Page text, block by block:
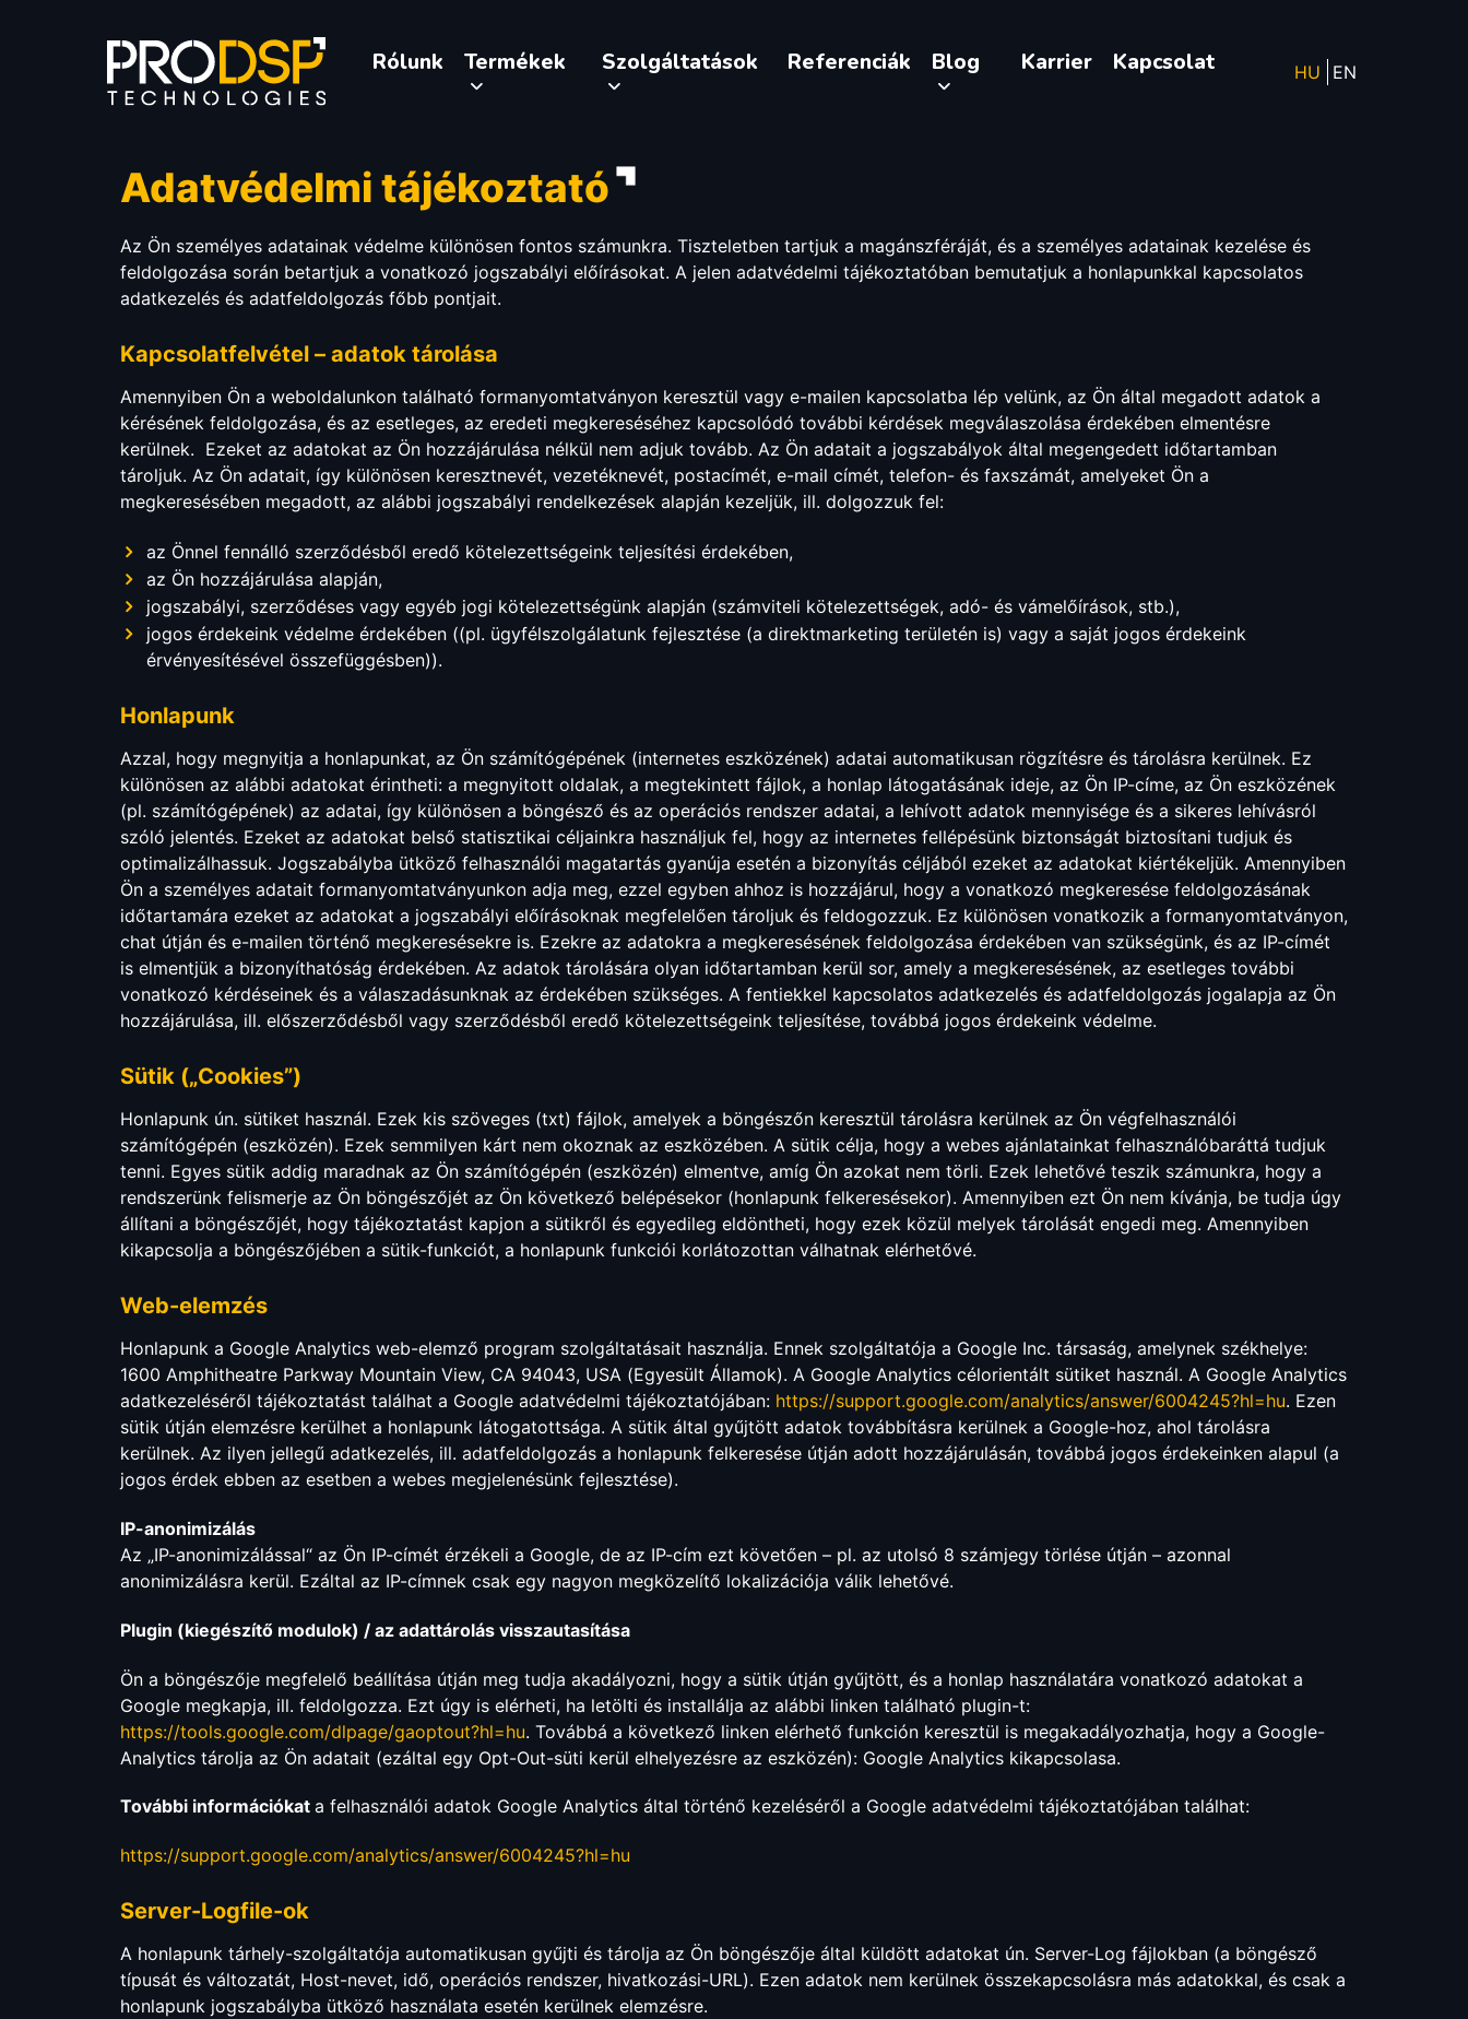
Rólunk Termékek Szolgáltatások Referenciák Blog Karrier Kapcsolat HU EN
Adatvédelmi tájékoztató
Az Ön személyes adatainak védelme különösen fontos számunkra. Tiszteletben tartjuk a magánszféráját, és a személyes adatainak kezelése és
feldolgozása során betartjuk a vonatkozó jogszabályi előírásokat. A jelen adatvédelmi tájékoztatóban bemutatjuk a honlapunkkal kapcsolatos
adatkezelés és adatfeldolgozás főbb pontjait.
Kapcsolatfelvétel – adatok tárolása
Amennyiben Ön a weboldalunkon található formanyomtatványon keresztül vagy e-mailen kapcsolatba lép velünk, az Ön által megadott adatok a
kérésének feldolgozása, és az esetleges, az eredeti megkereséséhez kapcsolódó további kérdések megválaszolása érdekében elmentésre
kerülnek. Ezeket az adatokat az Ön hozzájárulása nélkül nem adjuk tovább. Az Ön adatait a jogszabályok által megengedett időtartamban
tároljuk. Az Ön adatait, így különösen keresztnevét, vezetéknevét, postacímét, e-mail címét, telefon- és faxszámát, amelyeket Ön a
megkeresésében megadott, az alábbi jogszabályi rendelkezések alapján kezeljük, ill. dolgozzuk fel:
az Önnel fennálló szerződésből eredő kötelezettségeink teljesítési érdekében,
az Ön hozzájárulása alapján,
jogszabályi, szerződéses vagy egyéb jogi kötelezettségünk alapján (számviteli kötelezettségek, adó- és vámelőírások, stb.),
jogos érdekeink védelme érdekében ((pl. ügyfélszolgálatunk fejlesztése (a direktmarketing területén is) vagy a saját jogos érdekeink
érvényesítésével összefüggésben)).
Honlapunk
Azzal, hogy megnyitja a honlapunkat, az Ön számítógépének (internetes eszközének) adatai automatikusan rögzítésre és tárolásra kerülnek. Ez
különösen az alábbi adatokat érintheti: a megnyitott oldalak, a megtekintett fájlok, a honlap látogatásának ideje, az Ön IP-címe, az Ön eszközének
(pl. számítógépének) az adatai, így különösen a böngésző és az operációs rendszer adatai, a lehívott adatok mennyisége és a sikeres lehívásról
szóló jelentés. Ezeket az adatokat belső statisztikai céljainkra használjuk fel, hogy az internetes fellépésünk biztonságát biztosítani tudjuk és
optimalizálhassuk. Jogszabályba ütköző felhasználói magatartás gyanúja esetén a bizonyítás céljából ezeket az adatokat kiértékeljük. Amennyiben
Ön a személyes adatait formanyomtatványunkon adja meg, ezzel egyben ahhoz is hozzájárul, hogy a vonatkozó megkeresése feldolgozásának
időtartamára ezeket az adatokat a jogszabályi előírásoknak megfelelően tároljuk és feldogozzuk. Ez különösen vonatkozik a formanyomtatványon,
chat útján és e-mailen történő megkeresésekre is. Ezekre az adatokra a megkeresésének feldolgozása érdekében van szükségünk, és az IP-címét
is elmentjük a bizonyíthatóság érdekében. Az adatok tárolására olyan időtartamban kerül sor, amely a megkeresésének, az esetleges további
vonatkozó kérdéseinek és a válaszadásunknak az érdekében szükséges. A fentiekkel kapcsolatos adatkezelés és adatfeldolgozás jogalapja az Ön
hozzájárulása, ill. előszerződésből vagy szerződésből eredő kötelezettségeink teljesítése, továbbá jogos érdekeink védelme.
Sütik („Cookies”)
Honlapunk ún. sütiket használ. Ezek kis szöveges (txt) fájlok, amelyek a böngészőn keresztül tárolásra kerülnek az Ön végfelhasználói
számítógépén (eszközén). Ezek semmilyen kárt nem okoznak az eszközében. A sütik célja, hogy a webes ajánlatainkat felhasználóbaráttá tudjuk
tenni. Egyes sütik addig maradnak az Ön számítógépén (eszközén) elmentve, amíg Ön azokat nem törli. Ezek lehetővé teszik számunkra, hogy a
rendszerünk felismerje az Ön böngészőjét az Ön következő belépésekor (honlapunk felkeresésekor). Amennyiben ezt Ön nem kívánja, be tudja úgy
állítani a böngészőjét, hogy tájékoztatást kapjon a sütikről és egyedileg eldöntheti, hogy ezek közül melyek tárolását engedi meg. Amennyiben
kikapcsolja a böngészőjében a sütik-funkciót, a honlapunk funkciói korlátozottan válhatnak elérhetővé.
Web-elemzés
Honlapunk a Google Analytics web-elemző program szolgáltatásait használja. Ennek szolgáltatója a Google Inc. társaság, amelynek székhelye:
1600 Amphitheatre Parkway Mountain View, CA 94043, USA (Egyesült Államok). A Google Analytics célorientált sütiket használ. A Google Analytics
adatkezeléséről tájékoztatást találhat a Google adatvédelmi tájékoztatójában: https://support.google.com/analytics/answer/6004245?hl=hu. Ezen
sütik útján elemzésre kerülhet a honlapunk látogatottsága. A sütik által gyűjtött adatok továbbításra kerülnek a Google-hoz, ahol tárolásra
kerülnek. Az ilyen jellegű adatkezelés, ill. adatfeldolgozás a honlapunk felkeresése útján adott hozzájárulásán, továbbá jogos érdekeinken alapul (a
jogos érdek ebben az esetben a webes megjelenésünk fejlesztése).
IP-anonimizálás
Az „IP-anonimizálással“ az Ön IP-címét érzékeli a Google, de az IP-cím ezt követően – pl. az utolsó 8 számjegy törlése útján – azonnal
anonimizálásra kerül. Ezáltal az IP-címnek csak egy nagyon megközelítő lokalizációja válik lehetővé.
Plugin (kiegészítő modulok) / az adattárolás visszautasítása
Ön a böngészője megfelelő beállítása útján meg tudja akadályozni, hogy a sütik útján gyűjtött, és a honlap használatára vonatkozó adatokat a
Google megkapja, ill. feldolgozza. Ezt úgy is elérheti, ha letölti és installálja az alábbi linken található plugin-t:
https://tools.google.com/dlpage/gaoptout?hl=hu. Továbbá a következő linken elérhető funkción keresztül is megakadályozhatja, hogy a Google-
Analytics tárolja az Ön adatait (ezáltal egy Opt-Out-süti kerül elhelyezésre az eszközén): Google Analytics kikapcsolasa.
További információkat a felhasználói adatok Google Analytics által történő kezeléséről a Google adatvédelmi tájékoztatójában találhat:
https://support.google.com/analytics/answer/6004245?hl=hu
Server-Logfile-ok
A honlapunk tárhely-szolgáltatója automatikusan gyűjti és tárolja az Ön böngészője által küldött adatokat ún. Server-Log fájlokban (a böngésző
típusát és változatát, Host-nevet, idő, operációs rendszer, hivatkozási-URL). Ezen adatok nem kerülnek összekapcsolásra más adatokkal, és csak a
honlapunk jogszabályba ütköző használata esetén kerülnek elemzésre.